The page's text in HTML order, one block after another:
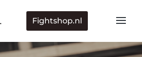
Fightshop.nl